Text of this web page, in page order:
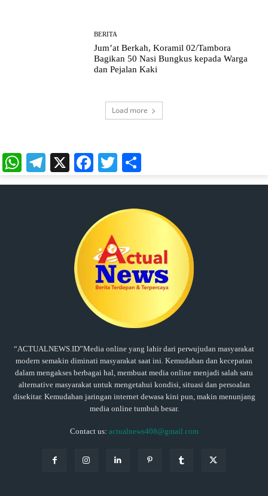
BERITA
Jum’at Berkah, Koramil 02/Tambora
Bagikan 50 Nasi Bungkus kepada Warga
dan Pejalan Kaki
Load more
WhatsApp
Telegram
X Facebook
Twitter
“ACTUALNEWS.ID”Media online yang lahir dari perwujudan masyarakat
modern semakin diminati masyarakat saat ini. Kemudahan dan kecepatan
dalam mengakses berbagai hal, membuat media online menjadi salah satu
alternative masyarakat untuk mengetahui kondisi, situasi dan persoalan
disekitar. Kemudahan jaringan internet dewasa kini pun, makin menunjang
media online tumbuh besar.
Contact us: actualnews408@gmail.com